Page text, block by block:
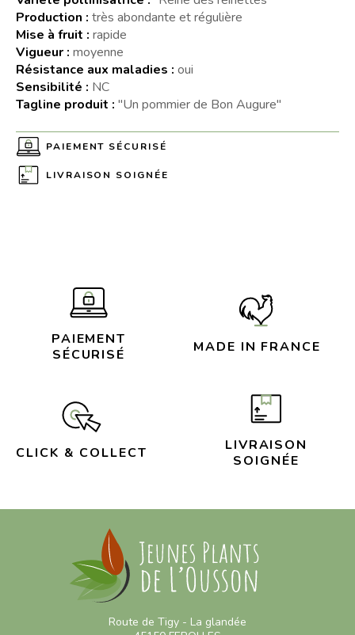
Production : très abondante et régulière
Mise à fruit : rapide
Vigueur : moyenne
Résistance aux maladies : oui
Sensibilité : NC
Tagline produit : "Un pommier de Bon Augure"
PAIEMENT SÉCURISÉ
LIVRAISON SOIGNÉE
PAIEMENT
SÉCURISÉ
MADE IN FRANCE
CLICK & COLLECT
LIVRAISON
SOIGNÉE
Route de Tigy - La glandée